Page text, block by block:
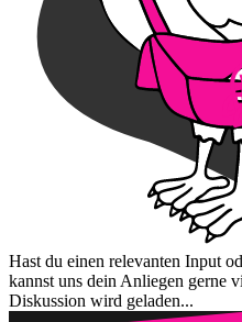
Hast du einen relevanten Input
kannst uns dein Anliegen gerne
Diskussion wird geladen...